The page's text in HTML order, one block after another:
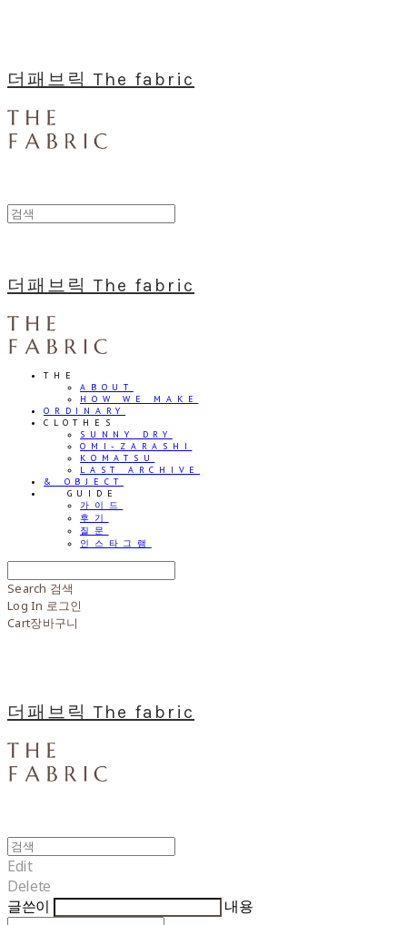
더패브릭 The fabric
더패브릭 The fabric
THE
ABOUT
HOW WE MAKE
ORDINARY
CLOTHES
SUNNY DRY
OMI-ZARASHI
KOMATSU
LAST ARCHIVE
& OBJECT
⠀⠀GUIDE
가이드
후기
질문
인스타그램
Search 검색
Log In 로그인
Cart장바구니
더패브릭 The fabric
Edit
Delete
글쓴이
내용